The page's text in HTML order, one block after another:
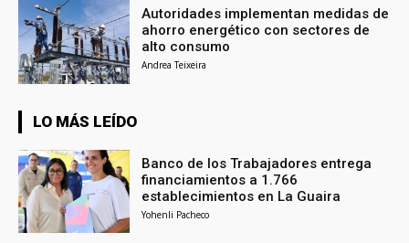
Autoridades implementan medidas de
ahorro energético con sectores de
alto consumo
Andrea Teixeira
LO MÁS LEÍDO
Banco de los Trabajadores entrega
financiamientos a 1.766
establecimientos en La Guaira
Yohenli Pacheco